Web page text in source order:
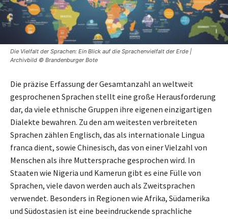
Die Vielfalt der Sprachen: Ein Blick auf die Sprachenvielfalt der Erde |
Archivbild © Brandenburger Bote
Die präzise Erfassung der Gesamtanzahl an weltweit
gesprochenen Sprachen stellt eine große Herausforderung
dar, da viele ethnische Gruppen ihre eigenen einzigartigen
Dialekte bewahren. Zu den am weitesten verbreiteten
Sprachen zählen Englisch, das als internationale Lingua
franca dient, sowie Chinesisch, das von einer Vielzahl von
Menschen als ihre Muttersprache gesprochen wird. In
Staaten wie Nigeria und Kamerun gibt es eine Fülle von
Sprachen, viele davon werden auch als Zweitsprachen
verwendet. Besonders in Regionen wie Afrika, Südamerika
und Südostasien ist eine beeindruckende sprachliche